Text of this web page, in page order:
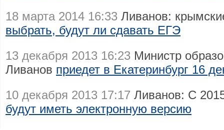
18 марта 2014 16:33 Ливанов:
выбрать, будут ли сдавать ЕГЭ
13 декабря 2013 16:23 Министр
Ливанов приедет в Екатеринбург 16
10 декабря 2013 17:17 Ливанов: С
будут иметь электронную версию